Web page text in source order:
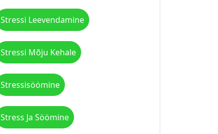
Stressi Leevendamine
Stressi Mõju Kehale
Stressisöömine
Stress Ja Söömine